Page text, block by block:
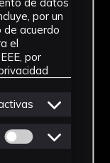
por un
de acuerdo
el
por
Permitir cookies